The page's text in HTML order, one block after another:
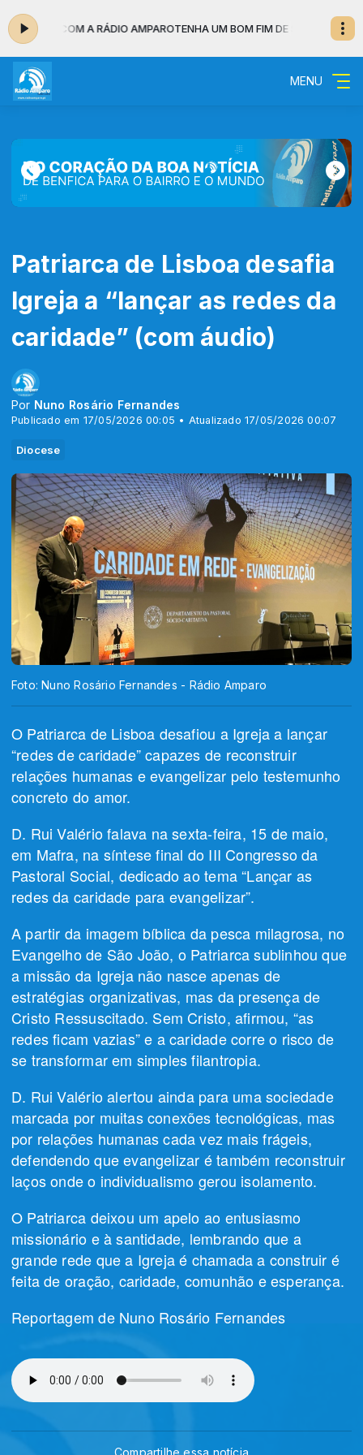
COM A RÁDIO AMPAROTENHA UM BOM FIM DE SEMANA COM A
MENU
Patriarca de Lisboa desafia
Igreja a “lançar as redes da
caridade” (com áudio)
Por Nuno Rosário Fernandes
Publicado em 17/05/2026 00:05 • Atualizado 17/05/2026 00:07
Diocese
Foto: Nuno Rosário Fernandes - Rádio Amparo
O Patriarca de Lisboa desafiou a Igreja a lançar
“redes de caridade” capazes de reconstruir
relações humanas e evangelizar pelo testemunho
concreto do amor.
D. Rui Valério falava na sexta-feira, 15 de maio,
em Mafra, na síntese final do III Congresso da
Pastoral Social, dedicado ao tema “Lançar as
redes da caridade para evangelizar”.
A partir da imagem bíblica da pesca milagrosa, no
Evangelho de São João, o Patriarca sublinhou que
a missão da Igreja não nasce apenas de
estratégias organizativas, mas da presença de
Cristo Ressuscitado. Sem Cristo, afirmou, “as
redes ficam vazias” e a caridade corre o risco de
se transformar em simples filantropia.
D. Rui Valério alertou ainda para uma sociedade
marcada por muitas conexões tecnológicas, mas
por relações humanas cada vez mais frágeis,
defendendo que evangelizar é também reconstruir
laços onde o individualismo gerou isolamento.
O Patriarca deixou um apelo ao entusiasmo
missionário e à santidade, lembrando que a
grande rede que a Igreja é chamada a construir é
feita de oração, caridade, comunhão e esperança.
Reportagem de Nuno Rosário Fernandes